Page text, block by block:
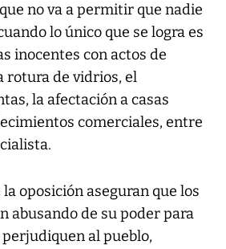
no va a permitir que nadie
lo único que se logra es
inocentes con actos de
rotura de vidrios, el
la afectación a casas
comerciales, entre
oposición aseguran que los
abusando de su poder para
al pueblo,